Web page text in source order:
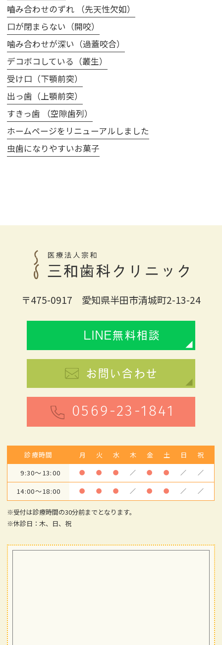
嚙み合わせのずれ （先天性欠如）
口が閉まらない（開咬）
噛み合わせが深い（過蓋咬合）
デコボコしている（叢生）
受け口（下顎前突）
出っ歯（上顎前突）
すきっ歯 （空隙歯列）
ホームページをリニューアルしました
虫歯になりやすいお菓子
〒475-0917 愛知県半田市清城町2-13-24
LINE無料相談
お問い合わせ
0569-23-1841
診療時間 月 火 水 木 金 土 日
祝
9:30～13:00
● ● ● ／ ● ● ／ ／
14:00～18:00 ● ● ● ／ ● ● ／ ／
※受付は診療時間の30分前までとなります。
※休診日：木、日、祝